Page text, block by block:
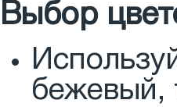
Выбор
бежевый,